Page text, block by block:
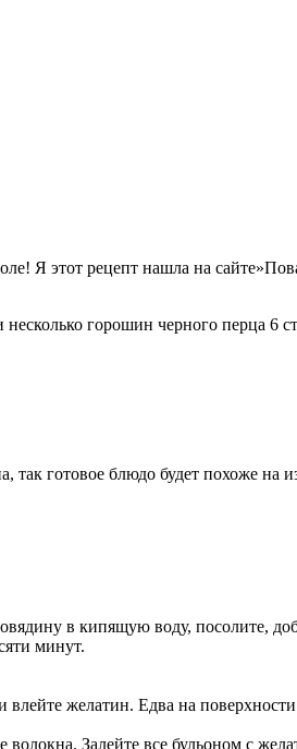
Я этот рецепт нашла на
горошин черного перца 6
готовое блюдо будет похоже на
в кипящую воду, посолите,
минут.
желатин. Едва на
Залейте все бульоном с